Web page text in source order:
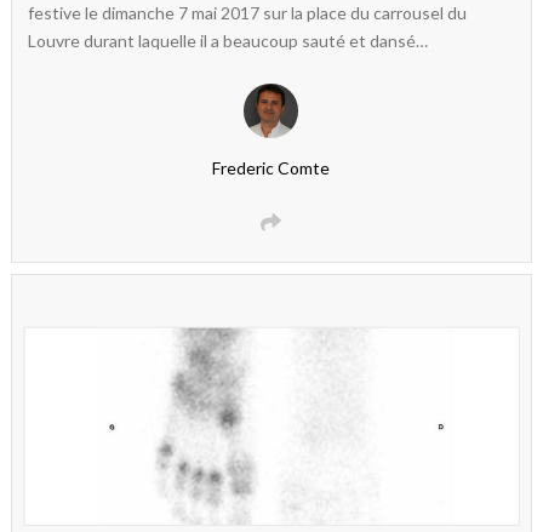
festive le dimanche 7 mai 2017 sur la place du carrousel du
Louvre durant laquelle il a beaucoup sauté et dansé…
Frederic Comte